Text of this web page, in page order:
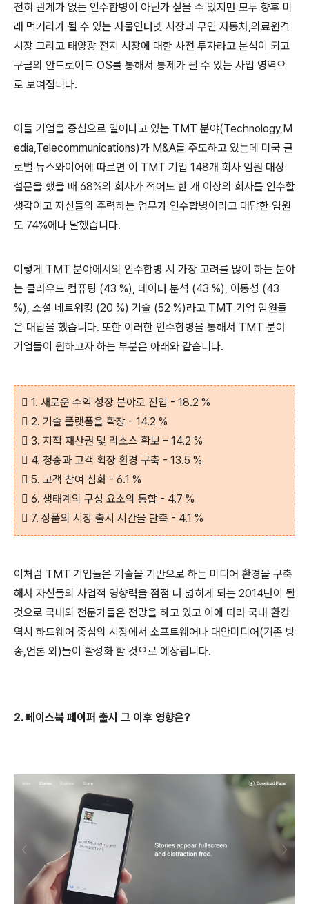
전혀 관계가 없는 인수합병이 아닌가 싶을 수 있지만 모두 향후 미
래 먹거리가 될 수 있는 사물인터넷 시장과 무인 자동차,의료원격
시장 그리고 태양광 전지 시장에 대한 사전 투자라고 분석이 되고
구글의 안드로이드 OS를 통해서 통제가 될 수 있는 사업 영역으
로 보여집니다.
이들 기업을 중심으로 일어나고 있는 TMT 분야(Technology,M
edia,Telecommunications)가 M&A를 주도하고 있는데 미국 글
로벌 뉴스와이어에 따르면 이 TMT 기업 148개 회사 임원 대상
설문을 했을 때 68%의 회사가 적어도 한 개 이상의 회사를 인수할
생각이고 자신들의 주력하는 업무가 인수합병이라고 대답한 임원
도 74%에나 달했습니다.
이렇게 TMT 분야에서의 인수합병 시 가장 고려를 많이 하는 분야
는 클라우드 컴퓨팅 (43 %), 데이터 분석 (43 %), 이동성 (43
%), 소셜 네트워킹 (20 %) 기술 (52 %)라고 TMT 기업 임원들
은 대답을 했습니다. 또한 이러한 인수합병을 통해서 TMT 분야
기업들이 원하고자 하는 부분은 아래와 같습니다.
 1. 새로운 수익 성장 분야로 진입 - 18.2 %
 2. 기술 플랫폼을 확장 - 14.2 %
 3. 지적 재산권 및 리소스 확보 – 14.2 %
 4. 청중과 고객 확장 환경 구축 - 13.5 %
 5. 고객 참여 심화 - 6.1 %
 6. 생태계의 구성 요소의 통합 - 4.7 %
 7. 상품의 시장 출시 시간을 단축 - 4.1 %
이처럼 TMT 기업들은 기술을 기반으로 하는 미디어 환경을 구축
해서 자신들의 사업적 영향력을 점점 더 넓히게 되는 2014년이 될
것으로 국내외 전문가들은 전망을 하고 있고 이에 따라 국내 환경
역시 하드웨어 중심의 시장에서 소프트웨어나 대안미디어(기존 방
송,언론 외 )들이 활성화 할 것으로 예상됩니다.
2. 페이스북 페이퍼 출시 그 이후 영향은?